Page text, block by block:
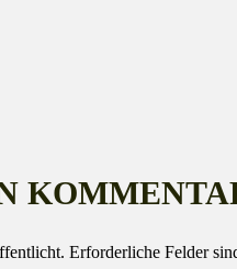
Erforderliche Felder